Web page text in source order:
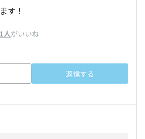
す！
人がいいね
返信する